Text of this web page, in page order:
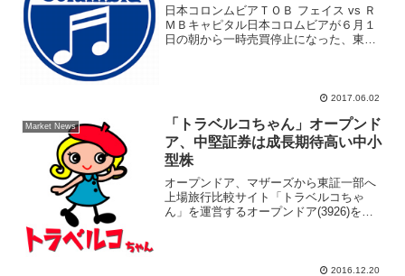
日本コロンムビアＴＯＢ フェイス vs Ｒ
ＭＢキャピタル日本コロムビアが６月１
日の朝から一時売買停止になった、東京
2017.06.02
Market News
「トラベルコちゃん」オープンド
ア、中堅証券は成長期待高い中小
型株
オープンドア、マザーズから東証一部へ
上場旅行比較サイト「トラベルコちゃ
ん」を運営するオープンドア(3926)を、
2016.12.20